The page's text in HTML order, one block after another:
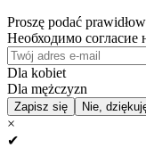
Proszę podać
Необходимо согласие
Dla kobiet
Dla mężczyzn
Zapisz się Nie,
×
✔